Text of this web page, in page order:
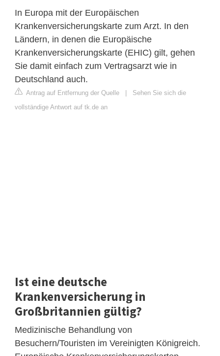
In Europa mit der Europäischen
Krankenversicherungskarte zum Arzt. In den
Ländern, in denen die Europäische
Krankenversicherungskarte (EHIC) gilt, gehen
Sie damit einfach zum Vertragsarzt wie in
Deutschland auch.
Antrag auf Entfernung der Quelle | Sehen Sie sich die
vollständige Antwort auf tk.de an
Ist eine deutsche
Krankenversicherung in
Großbritannien gültig?
Medizinische Behandlung von
Besuchern/Touristen im Vereinigten Königreich.